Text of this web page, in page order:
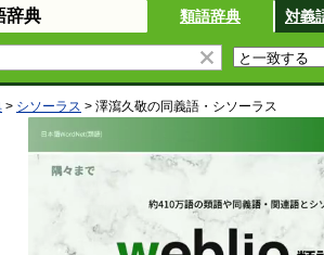
辞典 類語辞典 対義
> シソーラス > 澤瀉久敬の同義語・シソーラス